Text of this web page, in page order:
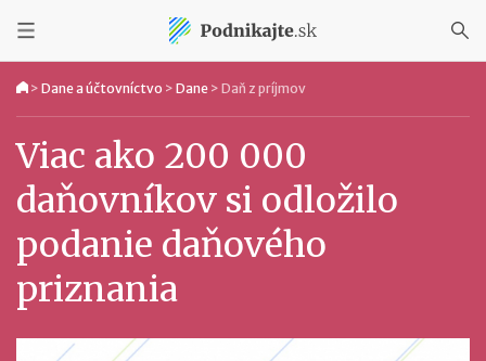
> Dane a účtovníctvo > Dane > Daň z príjmov
Viac ako 200 000
daňovníkov si odložilo
podanie daňového
priznania